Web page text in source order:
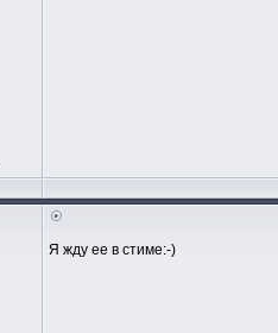
Я жду ее в стиме:-)